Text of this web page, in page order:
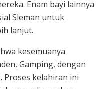
Enam bayi lainnya
Sleman untuk
lanjut.
kesemuanya
Gamping, dengan
Proses kelahiran ini